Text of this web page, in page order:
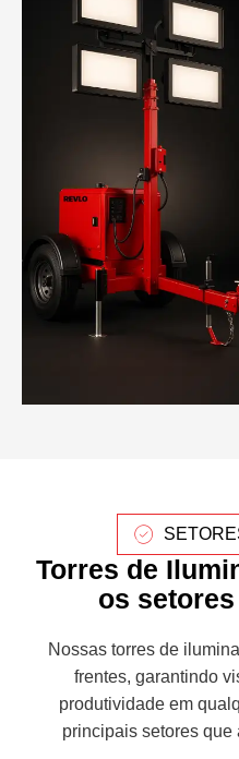
Torres de
os setores
Nossas torres de
frentes, garantindo
produtividade em
principais setores que